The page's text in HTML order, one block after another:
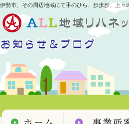
伊勢市、その周辺地域にて手のひら、歩歩歩、上